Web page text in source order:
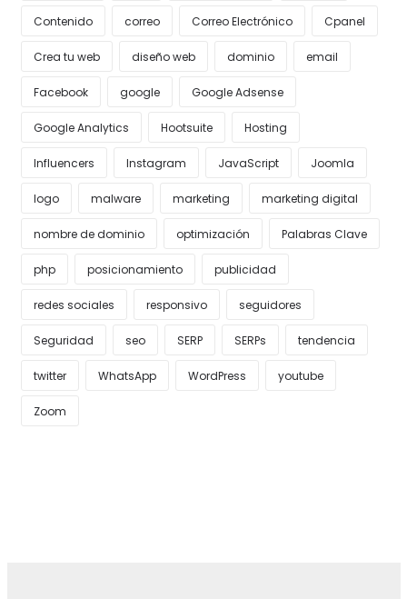
Contenido correo Correo Electrónico Cpanel
Crea tu web diseño web dominio email
Facebook google Google Adsense
Google Analytics Hootsuite Hosting
Influencers Instagram JavaScript Joomla
logo malware marketing marketing digital
nombre de dominio optimización Palabras Clave
php posicionamiento publicidad
redes sociales responsivo seguidores
Seguridad seo SERP SERPs tendencia
twitter WhatsApp WordPress youtube
Zoom